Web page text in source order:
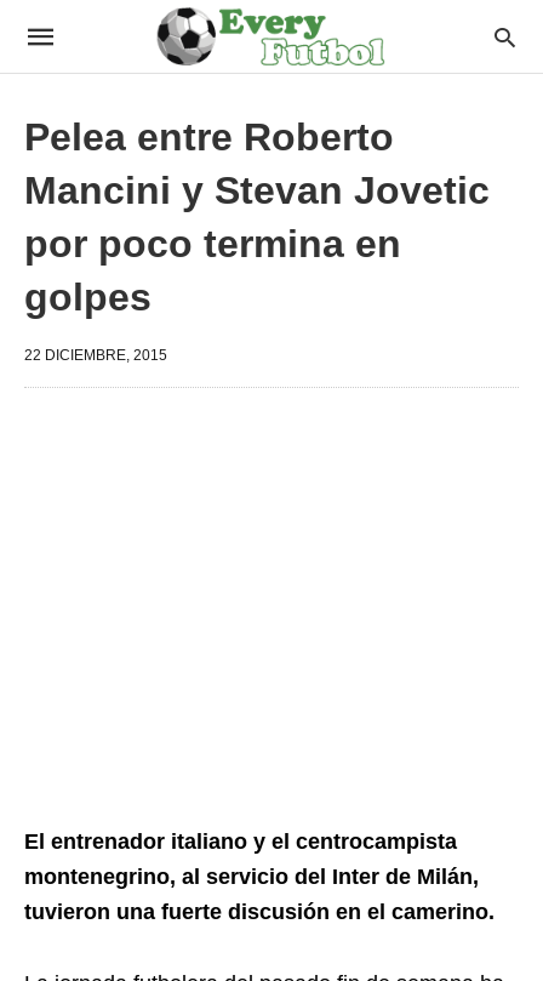
Pelea entre Roberto
Mancini y Stevan Jovetic
por poco termina en
golpes
22 DICIEMBRE, 2015
El entrenador italiano y el centrocampista
montenegrino, al servicio del Inter de Milán,
tuvieron una fuerte discusión en el camerino.